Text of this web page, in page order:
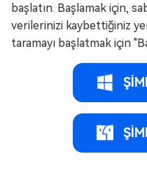
başlatın. Başlamak için,
verilerinizi kaybettiğiniz
taramayı başlatmak için